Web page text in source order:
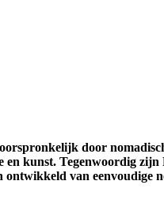
door
kunst. Tegenwoordig
van eenvoudige